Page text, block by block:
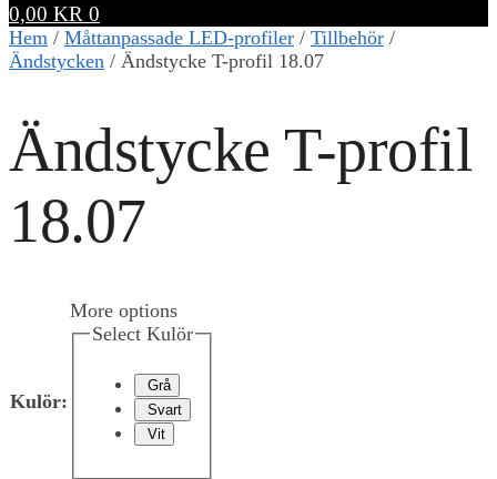
0,00 KR 0
Hem / Måttanpassade LED-profiler / Tillbehör /
Ändstycken / Ändstycke T-profil 18.07
Ändstycke T-profil
18.07
Kulör:
More options
Select Kulör
Grå
Svart
Vit